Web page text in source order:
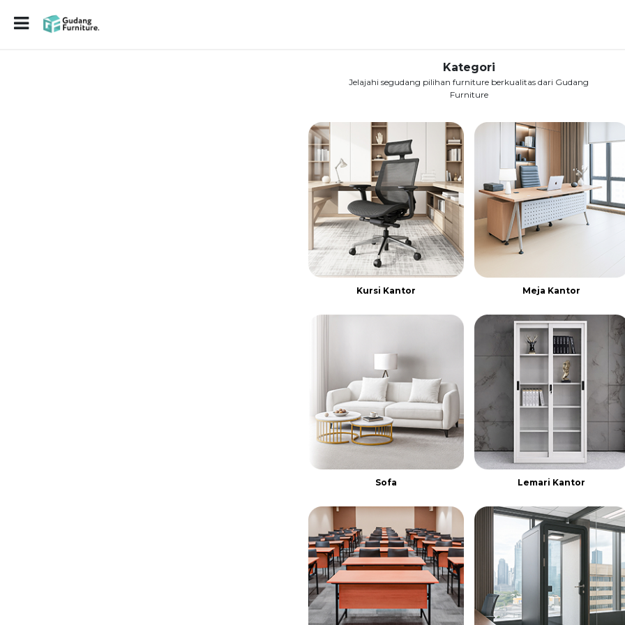
Kategori
Jelajahi segudang pilihan furniture berkualitas dari Gudang
Furniture
Kursi Kantor Meja Kantor
Sofa Lemari Kantor